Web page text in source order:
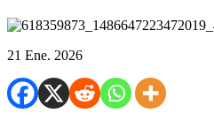
21 Ene. 2026